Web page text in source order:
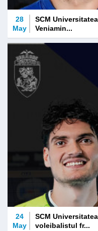
28
May
SCM
Veniamin...
24
May
SCM
voleibalistul fr...